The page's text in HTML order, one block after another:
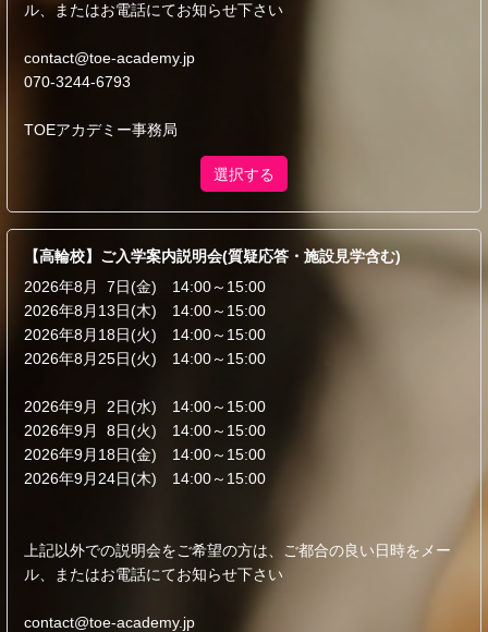
ル、またはお電話にてお知らせ下さい
contact@toe-academy.jp
070-3244-6793
TOEアカデミー事務局
選択する
【高輪校】ご入学案内説明会(質疑応答・施設見学含む)
2026年8月 7日(金) 14:00～15:00
2026年8月13日(木) 14:00～15:00
2026年8月18日(火) 14:00～15:00
2026年8月25日(火) 14:00～15:00
2026年9月 2日(水) 14:00～15:00
2026年9月 8日(火) 14:00～15:00
2026年9月18日(金) 14:00～15:00
2026年9月24日(木) 14:00～15:00
上記以外での説明会をご希望の方は、ご都合の良い日時をメー
ル、またはお電話にてお知らせ下さい
contact@toe-academy.jp